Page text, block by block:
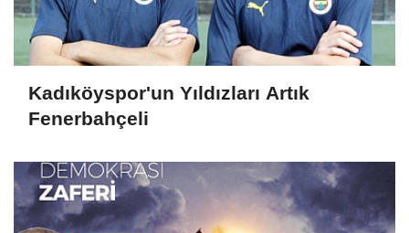
Kadıköyspor'un Yıldızları Artık
Fenerbahçeli